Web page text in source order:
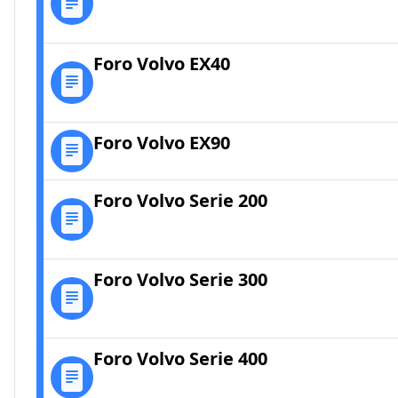
Foro Volvo EX40
Foro Volvo EX90
Foro Volvo Serie 200
Foro Volvo Serie 300
Foro Volvo Serie 400